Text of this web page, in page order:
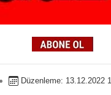
Düzenleme: 13.12.2022